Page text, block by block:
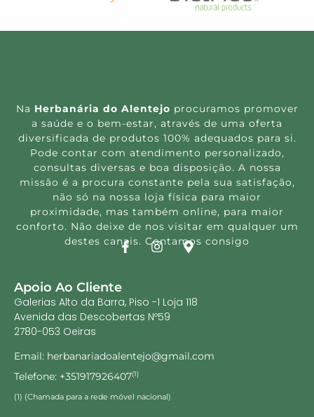
Na Herbanária do Alentejo procuramos promover
a saúde e o bem-estar, através de uma oferta
diversificada de produtos 100% adequados para si.
Pode contar com atendimento personalizado,
consultas diversas e boa disposição. A nossa
missão é a procura constante pela sua satisfação,
não só na nossa loja física para maior
proximidade, mas também online, para maior
conforto. Não deixe de nos visitar em qualquer um
destes canais. Contamos consigo
Apoio Ao Cliente
Galerias Alto da Barra, Piso -1 Loja 118
Avenida das Descobertas Nº59
2780-053 Oeiras
Email: herbanariadoalentejo@gmail.com
Telefone: +351917926407(1)
(1) (Chamada para a rede móvel nacional)